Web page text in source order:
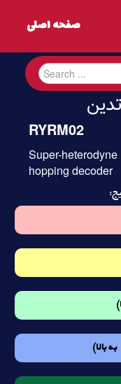
RYRM02
Super-
hopping decoder